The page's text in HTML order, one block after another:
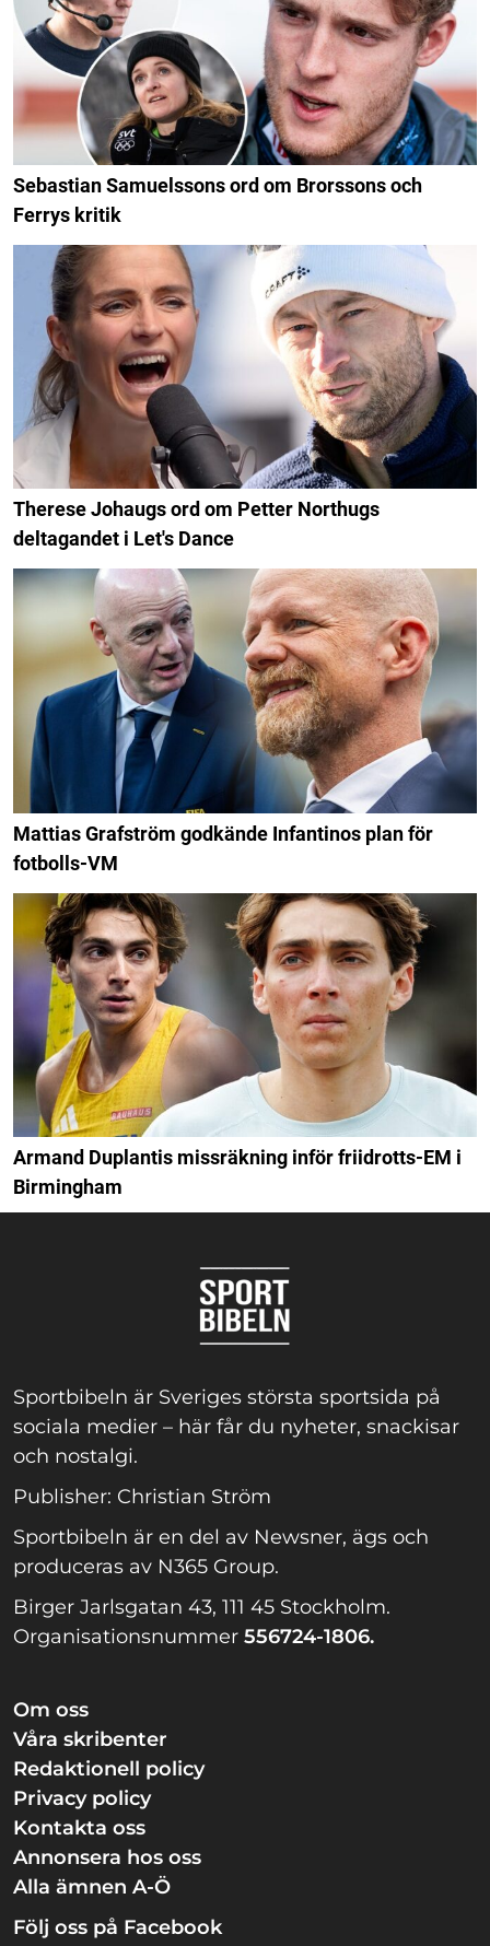
Sebastian Samuelssons ord om Brorssons och
Ferrys kritik
Therese Johaugs ord om Petter Northugs
deltagandet i Let's Dance
Mattias Grafström godkände Infantinos plan för
fotbolls-VM
Armand Duplantis missräkning inför friidrotts-EM i
Birmingham
Sportbibeln är Sveriges största sportsida på
sociala medier – här får du nyheter, snackisar
och nostalgi.
Publisher: Christian Ström
Sportbibeln är en del av Newsner, ägs och
produceras av N365 Group.
Birger Jarlsgatan 43, 111 45 Stockholm.
Organisationsnummer 556724-1806.
Om oss
Våra skribenter
Redaktionell policy
Privacy policy
Kontakta oss
Annonsera hos oss
Alla ämnen A-Ö
Följ oss på Facebook